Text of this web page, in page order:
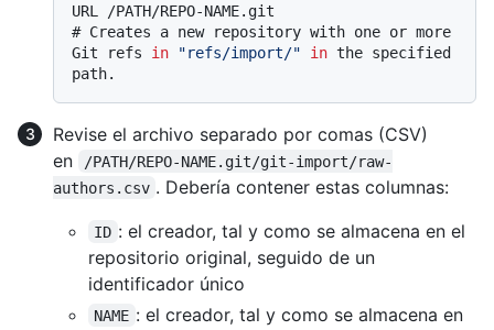
URL /PATH/REPO-NAME.git
# Creates a new repository with one or more
Git refs in "refs/import/" in the specified
path.
Revise el archivo separado por comas (CSV)
en
/PATH/REPO-NAME.git/git-import/raw-
authors.csv . Debería contener estas columnas:
ID : el creador, tal y como se almacena en el
repositorio original, seguido de un
identificador único
NAME : el creador, tal y como se almacena en